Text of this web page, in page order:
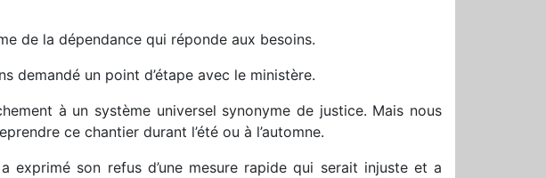
de la dépendance qui réponde aux besoins.
demandé un point d’étape avec le ministère.
à un système universel synonyme de justice. Mais nous
ce chantier durant l’été ou à l’automne.
exprimé son refus d’une mesure rapide qui serait injuste et a